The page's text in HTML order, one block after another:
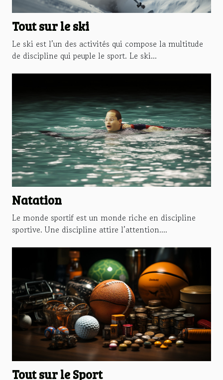
Tout sur le ski
Le ski est l’un des activités qui compose la multitude
de discipline qui peuple le sport. Le ski...
Natation
Le monde sportif est un monde riche en discipline
sportive. Une discipline attire l’attention....
Tout sur le Sport